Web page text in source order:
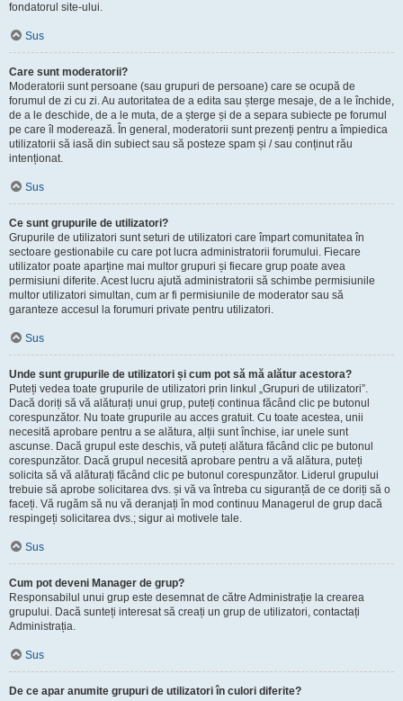
fondatorul site-ului.
Sus
Care sunt moderatorii?
Moderatorii sunt persoane (sau grupuri de persoane) care se ocupă de
forumul de zi cu zi. Au autoritatea de a edita sau șterge mesaje, de a le închide,
de a le deschide, de a le muta, de a șterge și de a separa subiecte pe forumul
pe care îl moderează. În general, moderatorii sunt prezenți pentru a împiedica
utilizatorii să iasă din subiect sau să posteze spam și / sau conținut rău
intenționat.
Sus
Ce sunt grupurile de utilizatori?
Grupurile de utilizatori sunt seturi de utilizatori care împart comunitatea în
sectoare gestionabile cu care pot lucra administratorii forumului. Fiecare
utilizator poate aparține mai multor grupuri și fiecare grup poate avea
permisiuni diferite. Acest lucru ajută administratorii să schimbe permisiunile
multor utilizatori simultan, cum ar fi permisiunile de moderator sau să
garanteze accesul la forumuri private pentru utilizatori.
Sus
Unde sunt grupurile de utilizatori și cum pot să mă alătur acestora?
Puteți vedea toate grupurile de utilizatori prin linkul „Grupuri de utilizatori”.
Dacă doriți să vă alăturați unui grup, puteți continua făcând clic pe butonul
corespunzător. Nu toate grupurile au acces gratuit. Cu toate acestea, unii
necesită aprobare pentru a se alătura, alții sunt închise, iar unele sunt
ascunse. Dacă grupul este deschis, vă puteți alătura făcând clic pe butonul
corespunzător. Dacă grupul necesită aprobare pentru a vă alătura, puteți
solicita să vă alăturați făcând clic pe butonul corespunzător. Liderul grupului
trebuie să aprobe solicitarea dvs. și vă va întreba cu siguranță de ce doriți să o
faceți. Vă rugăm să nu vă deranjați în mod continuu Managerul de grup dacă
respingeți solicitarea dvs.; sigur ai motivele tale.
Sus
Cum pot deveni Manager de grup?
Responsabilul unui grup este desemnat de către Administrație la crearea
grupului. Dacă sunteți interesat să creați un grup de utilizatori, contactați
Administrația.
Sus
De ce apar anumite grupuri de utilizatori în culori diferite?